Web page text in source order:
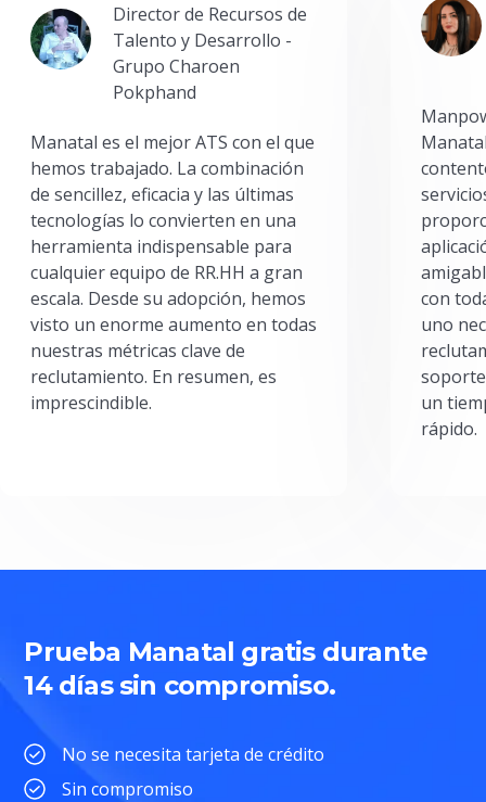
Director de Recursos de
Talento y Desarrollo -
Grupo Charoen
Pokphand
Manatal es el mejor ATS con el que
hemos trabajado. La combinación
de sencillez, eficacia y las últimas
tecnologías lo convierten en una
herramienta indispensable para
cualquier equipo de RR.HH a gran
escala. Desde su adopción, hemos
visto un enorme aumento en todas
nuestras métricas clave de
reclutamiento. En resumen, es
imprescindible.
con
uno
un
rápido.
Prueba Manatal gratis durante
14 días sin compromiso.
No se necesita tarjeta de crédito
Sin compromiso